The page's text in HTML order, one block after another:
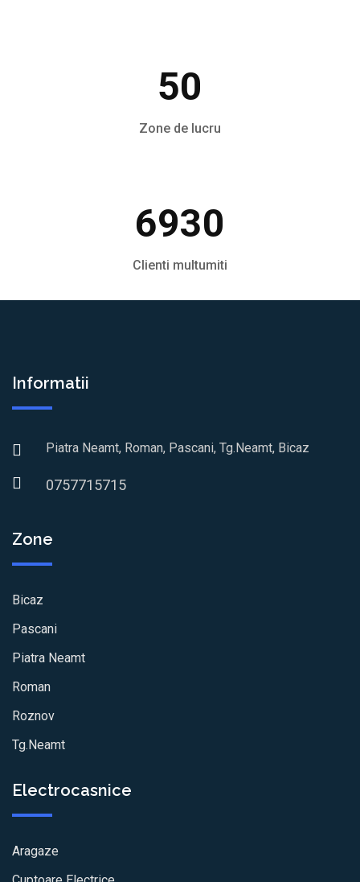
50
Zone de lucru
6930
Clienti multumiti
Informatii
Piatra Neamt, Roman, Pascani, Tg.Neamt, Bicaz
0757715715
Zone
Bicaz
Pascani
Piatra Neamt
Roman
Roznov
Tg.Neamt
Electrocasnice
Aragaze